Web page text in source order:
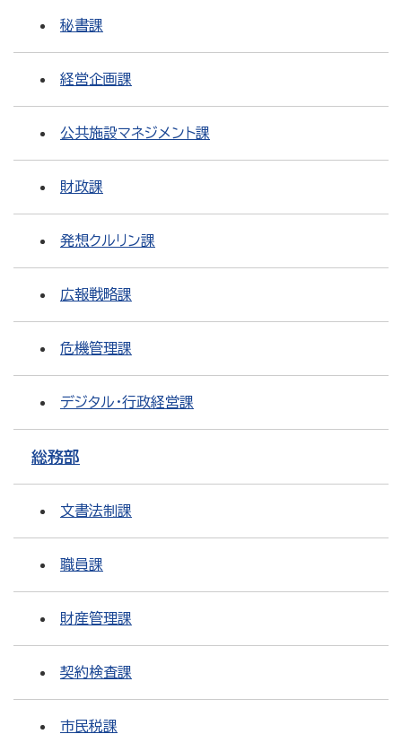
秘書課
経営企画課
公共施設マネジメント課
財政課
発想クルリン課
広報戦略課
危機管理課
デジタル・行政経営課
総務部
文書法制課
職員課
財産管理課
契約検査課
市民税課